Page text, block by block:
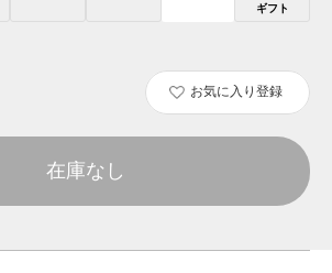
ギフト
お気に入り登録
在庫なし